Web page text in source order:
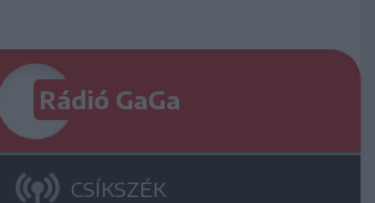
Rádió GaGa
CSÍKSZÉK